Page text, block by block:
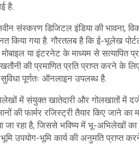
है.
संस्करण डिजिटल इंडिया की भावना,
गया है. गौरतलब है कि ई-भूलेख
या इंटरनेट के माध्यम से
खतौनी की प्रमाणित प्रति प्राप्त
पूर्णतः ऑनलाइन उपलब्ध है.
में संयुक्त खातेदारी और गोलखातों में
की फार्मर रजिस्ट्री तैयार किए जाने का
रहा है, जिससे भविष्य में भू-अभिलेखों
उपयोग-भूमि कार्य की अनुमति प्राप्त